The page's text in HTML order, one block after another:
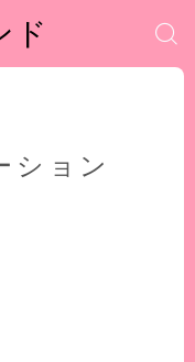
ド
ション